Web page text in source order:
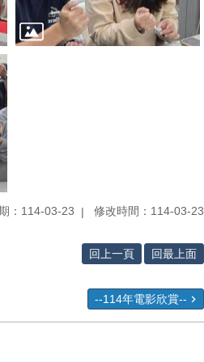
：114-03-23 修改時間：114-03-23
回上一頁 回最上面
--114年電影欣賞--